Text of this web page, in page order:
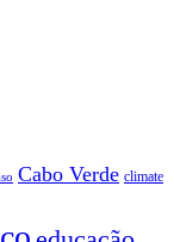
Cabo Verde climate